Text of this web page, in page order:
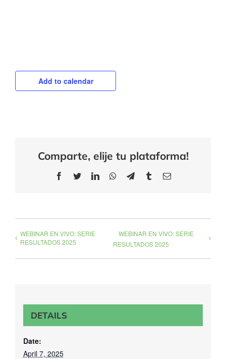
Add to calendar
Comparte, elije tu plataforma!
Facebook
TwitterLinkedInWhatsApp
TelegramTumblrEmail
WEBINAR EN VIVO: SERIE
RESULTADOS 2025
WEBINAR EN VIVO: SERIE
RESULTADOS 2025
DETAILS
Date:
April 7, 2025